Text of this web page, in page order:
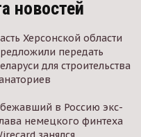
новостей
Херсонской области
передать
для строительства
в Россию экс-
немецкого финтеха